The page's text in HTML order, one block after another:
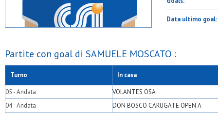
Data ultimo goal:
Partite con goal di SAMUELE MOSCATO :
Turno In casa
05 - Andata
VOLANTES OSA
04 - Andata
DON BOSCO CARUGATE OPEN A